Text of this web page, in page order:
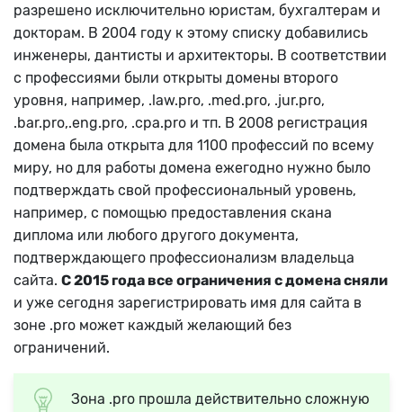
разрешено исключительно юристам, бухгалтерам и
докторам. В 2004 году к этому списку добавились
инженеры, дантисты и архитекторы. В соответствии
с профессиями были открыты домены второго
уровня, например, .law.pro, .med.pro, .jur.pro,
.bar.pro,.eng.pro, .cpa.pro и тп. В 2008 регистрация
домена была открыта для 1100 профессий по всему
миру, но для работы домена ежегодно нужно было
подтверждать свой профессиональный уровень,
например, с помощью предоставления скана
диплома или любого другого документа,
подтверждающего профессионализм владельца
сайта. С 2015 года все ограничения с домена сняли
и уже сегодня зарегистрировать имя для сайта в
зоне .pro может каждый желающий без
ограничений.
Зона .pro прошла действительно сложную